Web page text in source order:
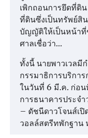
เพิกถอนการยึดที่ดิ
ที่ดินซึ่งเป็นทรัพย์สิ
บัญญัติให้เป็นหน้าที่
ศาลเชื่อว่า…
ทั้งนี้ นายพาวเวลมี
กรรมาธิการบริกา
ในวันที่ 6 มี.ค. ก่อ
การธนาคารประจ
– ดัชนีดาวโจนส์เ
วอลล์สตรีทพักฐาน